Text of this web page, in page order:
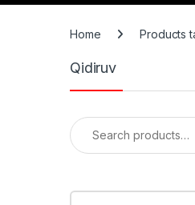
Home Products
Qidiruv
Search for: